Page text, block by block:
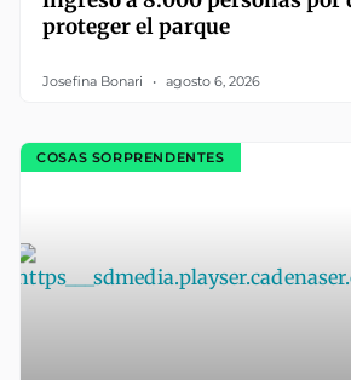
proteger el parque
Josefina Bonari agosto 6, 2026
COSAS SORPRENDENTES